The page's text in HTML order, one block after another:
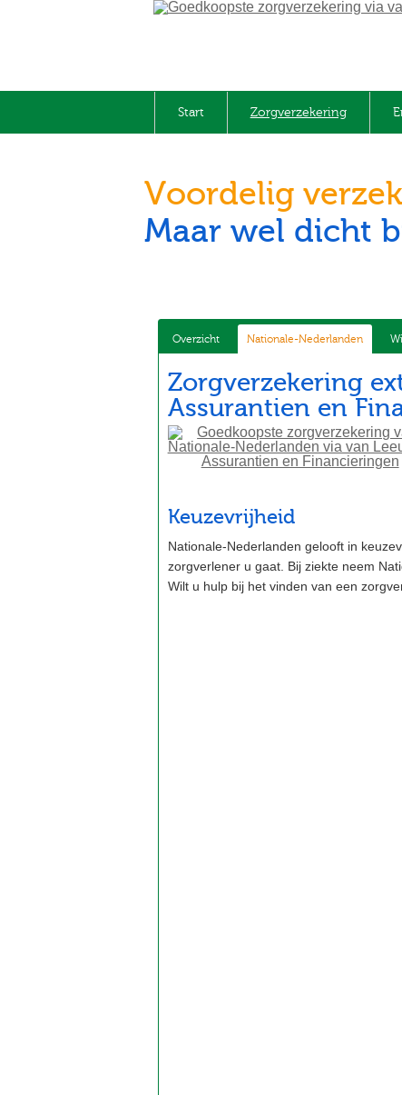
Start Zorgverzekering
Voordelig
Maar wel dicht
Overzicht Nationale-Nederlanden
Zorgverzekering
Assurantien en
Keuzevrijheid
Nationale-Nederlanden gelooft in
zorgverlener u gaat. Bij ziekte neem
Wilt u hulp bij het vinden van een